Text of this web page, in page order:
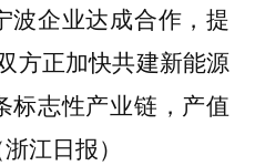
波企业达成合作，提
方正加快共建新能源
标志性产业链，产值
江日报）